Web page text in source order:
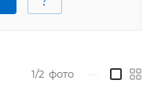
1/2 фото